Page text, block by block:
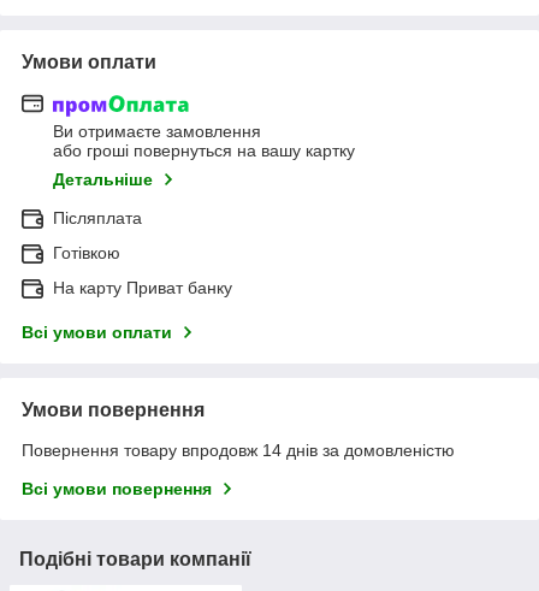
Умови оплати
Ви отримаєте замовлення
або гроші повернуться на вашу картку
Детальніше
Післяплата
Готівкою
На карту Приват банку
Всі умови оплати
Умови повернення
Повернення товару впродовж 14 днів за домовленістю
Всі умови повернення
Подібні товари компанії